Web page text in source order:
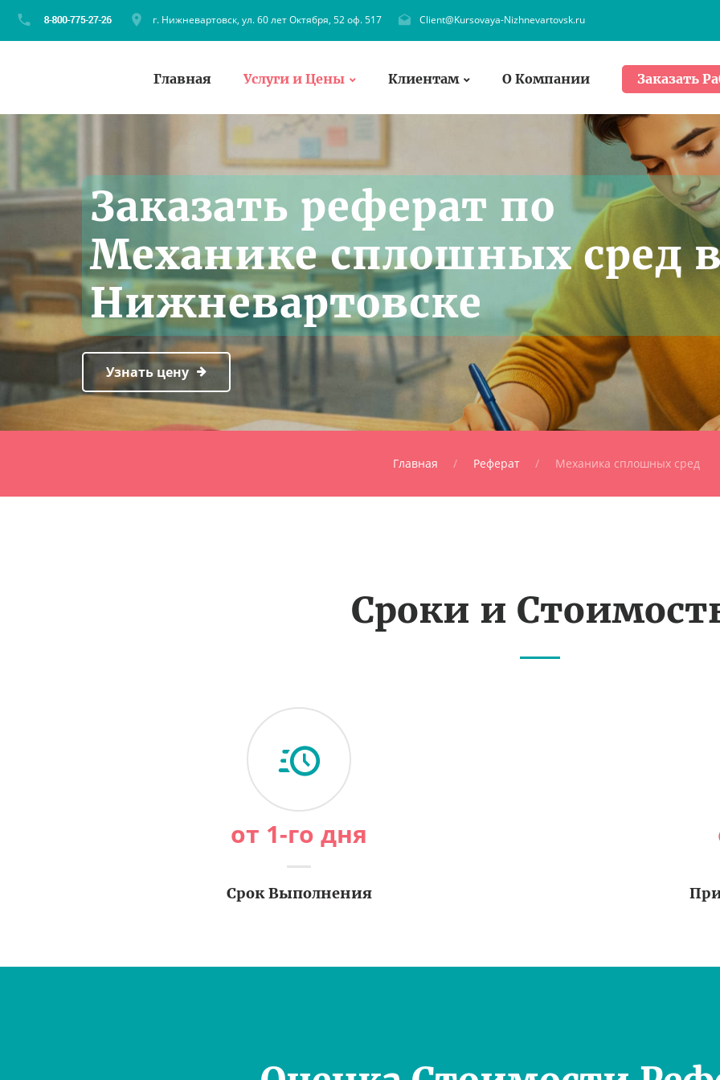
г. Нижневартовск, ул. 60 лет Октября, 52 оф. 517 Client@Kursovaya-Nizhnevartovsk.ru
Главная Услуги и Цены Клиентам О Компании Заказать
Заказать реферат по
Механике сплошных сред
Нижневартовске
Узнать цену
Главная Реферат Механика сплошных сред
Сроки и
от 1-го дня
Срок Выполнения